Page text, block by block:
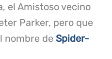
el Amistoso vecino
Parker, pero que
nombre de Spider-